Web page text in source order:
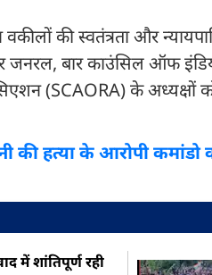
की स्वतंत्रता और
जनरल, बार काउंसिल ऑफ
(SCAORA) के अध्यक्षों
हत्या के आरोपी कमांडो
में शांतिपूर्ण रही